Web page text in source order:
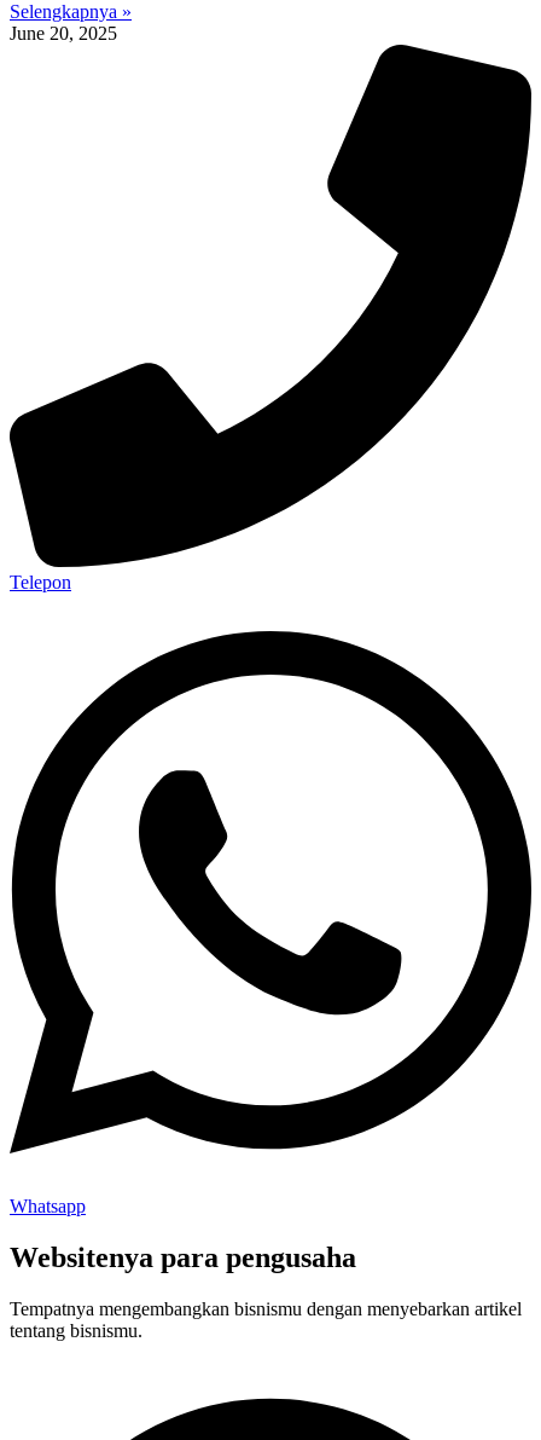
Selengkapnya »
June 20, 2025
Telepon
Whatsapp
Websitenya para pengusaha
Tempatnya mengembangkan bisnismu dengan menyebarkan artikel
tentang bisnismu.